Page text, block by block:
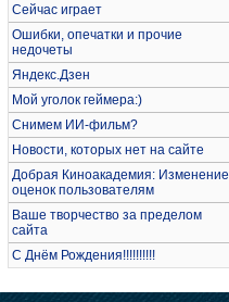
Сейчас играет
Ошибки, опечатки и прочие
недочеты
Яндекс.Дзен
Мой уголок геймера:)
Снимем ИИ-фильм?
Новости, которых нет на сайте
Добрая Киноакадемия: Изменение
оценок пользователям
Ваше творчество за пределом
сайта
С Днём Рождения!!!!!!!!!!